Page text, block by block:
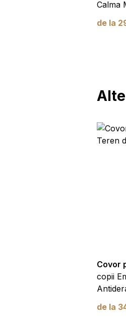
Calma
de la
Covor
copii
de la